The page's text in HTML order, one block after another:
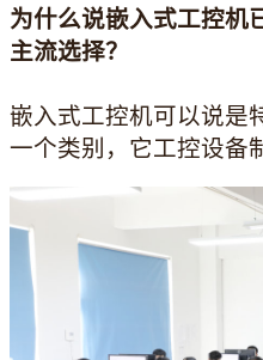
为什么说嵌入式工控机
主流选择？
嵌入式工控机可以说是
一个类别，它工控设备